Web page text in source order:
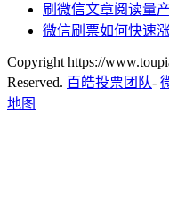
刷微信文章阅读量
微信刷票如何快速
Copyright https://
Reserved. 百皓投票团队-
地图